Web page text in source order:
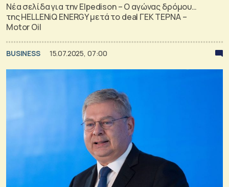
Νέα σελίδα για την Elpedison – Ο αγώνας δρόμου…
της HELLENiQ ENERGY μετά το deal ΓΕΚ ΤΕΡΝΑ –
Motor Oil
BUSINESS 15.07.2025, 07:00